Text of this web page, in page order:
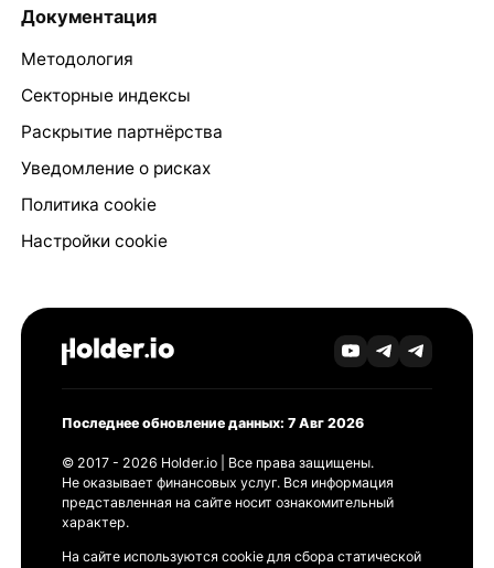
Документация
Методология
Секторные индексы
Раскрытие партнёрства
Уведомление о рисках
Политика cookie
Настройки cookie
Последнее обновление данных: 7 Авг 2026
© 2017 - 2026 Holder.io | Все права защищены.
Не оказывает финансовых услуг. Вся информация
представленная на сайте носит ознакомительный
характер.
На сайте используются cookie для сбора статической